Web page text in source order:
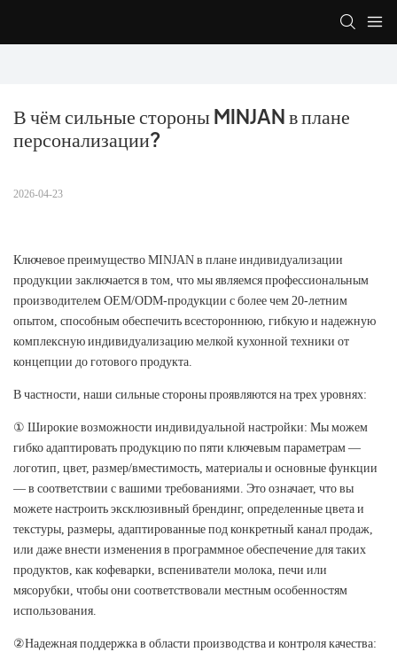
В чём сильные стороны MINJAN в плане
персонализации?
2026-04-23
Ключевое преимущество MINJAN в плане индивидуализации
продукции заключается в том, что мы являемся профессиональным
производителем OEM/ODM-продукции с более чем 20-летним
опытом, способным обеспечить всестороннюю, гибкую и надежную
комплексную индивидуализацию мелкой кухонной техники от
концепции до готового продукта.
В частности, наши сильные стороны проявляются на трех уровнях:
① Широкие возможности индивидуальной настройки: Мы можем
гибко адаптировать продукцию по пяти ключевым параметрам —
логотип, цвет, размер/вместимость, материалы и основные функции
— в соответствии с вашими требованиями. Это означает, что вы
можете настроить эксклюзивный брендинг, определенные цвета и
текстуры, размеры, адаптированные под конкретный канал продаж,
или даже внести изменения в программное обеспечение для таких
продуктов, как кофеварки, вспениватели молока, печи или
мясорубки, чтобы они соответствовали местным особенностям
использования.
②Надежная поддержка в области производства и контроля качества: